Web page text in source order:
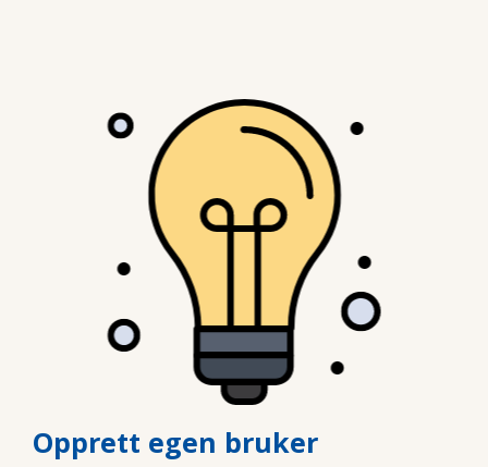
Opprett egen bruker